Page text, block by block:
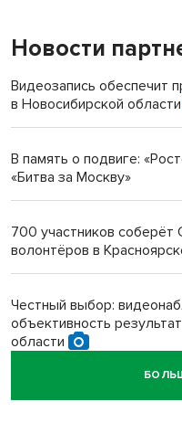
«Мы живём на
терроризируют жителей
Инвалид получил
Новосибирский
Обновлённое отделение
Новости
Видеозапись обеспечит
в Новосибирской области
В память о подвиге:
«Битва за Москву»
700 участников соберёт
волонтёров в
Честный выбор:
объективность
области
Кибертанки пошли в бой: